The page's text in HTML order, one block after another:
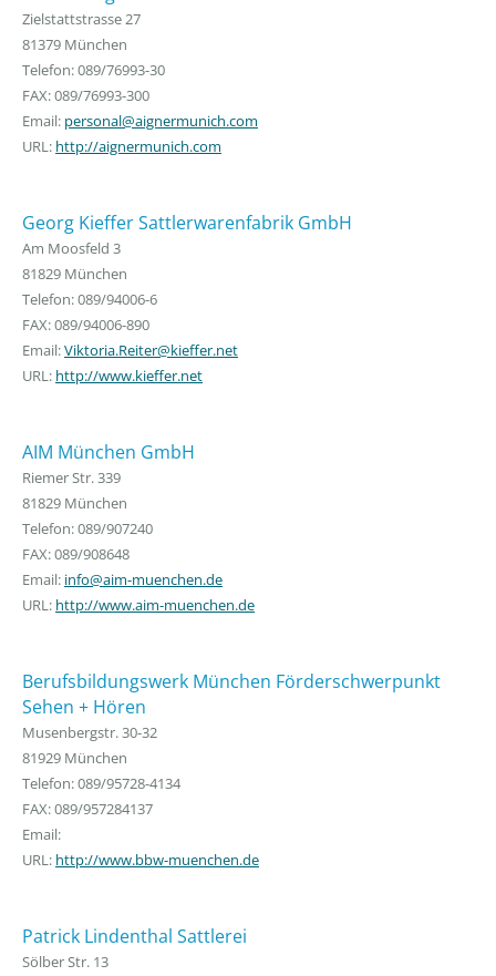
Zielstattstrasse 27
81379 München
Telefon: 089/76993-30
FAX: 089/76993-300
Email: personal@aignermunich.com
URL: http://aignermunich.com
Georg Kieffer Sattlerwarenfabrik GmbH
Am Moosfeld 3
81829 München
Telefon: 089/94006-6
FAX: 089/94006-890
Email:Viktoria.Reiter@kieffer.net
URL: http://www.kieffer.net
AIM München GmbH
Riemer Str. 339
81829 München
Telefon: 089/907240
FAX: 089/908648
Email: info@aim-muenchen.de
URL: http://www.aim-muenchen.de
Berufsbildungswerk München Förderschwerpunkt
Sehen + Hören
Musenbergstr. 30-32
81929 München
Telefon: 089/95728-4134
FAX: 089/957284137
Email:
URL: http://www.bbw-muenchen.de
Patrick Lindenthal Sattlerei
Sölber Str. 13